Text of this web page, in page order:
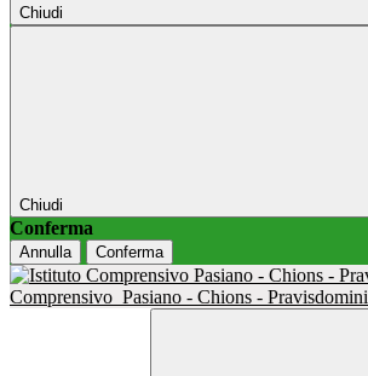
Chiudi
Chiudi
Conferma
Annulla Conferma
Comprensivo Pasiano - Chions - Pravisdomini